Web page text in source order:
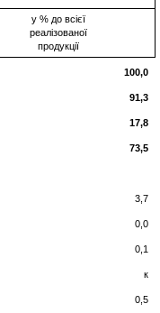
у % до всієї
реалізованої
продукції
100,0
91,3
17,8
73,5
3,7
0,0
0,1
к
0,5